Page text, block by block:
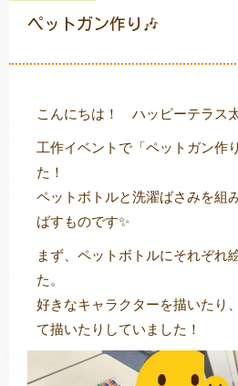
教室一覧
ペットガン作り🎶
こんにちは！ ハッピーテラス
工作イベントで「ペットガン作
た！
ペットボトルと洗濯ばさみを組
ばすものです✨
まず、ペットボトルにそれぞれ
た。
好きなキャラクターを描いたり
て描いたりしていました！